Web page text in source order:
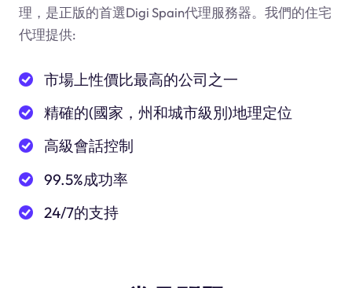
理，是正版的首選Digi Spain代理服務器。我們的住宅
代理提供:
市場上性價比最高的公司之一
精確的(國家，州和城市級別)地理定位
高級會話控制
99.5%成功率
24/7的支持